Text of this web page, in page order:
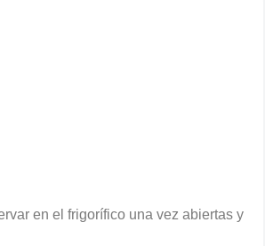
en el frigorífico una vez abiertas y